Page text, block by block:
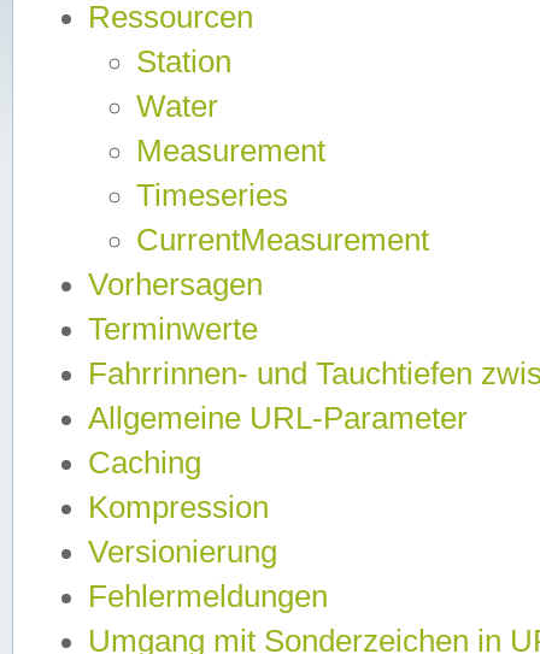
Ressourcen
Station
Water
Measurement
Timeseries
CurrentMeasurement
Vorhersagen
Terminwerte
Fahrrinnen- und Tauchtiefen
Allgemeine URL-Parameter
Caching
Kompression
Versionierung
Fehlermeldungen
Umgang mit Sonderzeichen in